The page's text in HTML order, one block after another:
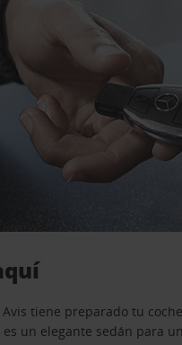
tiene preparado tu
un elegante sedán para